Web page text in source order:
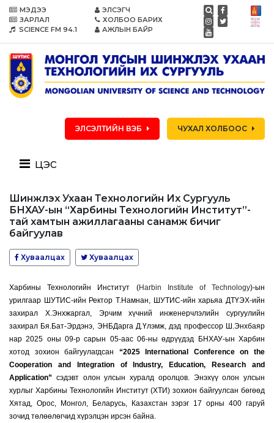
МЭДЭЭ
ЗАРЛАЛ
SCIENCE FM 94.1
ЭЛСЭГЧ
ХОЛБОО БАРИХ
АЖЛЫН БАЙР
ЭЛСЭЛТИЙН ВЭБ ЧУХАЛ ХОЛБООС
цэс
Шинжлэх Ухаан Технологийн Их Сургууль
БНХАУ-ын “Харбины Технологийн Институт”-
тай хамтын ажиллагааны санамж бичиг
байгуулав
Хуваалцах Хуваалцах
Харбины Технологийн Институт (Harbin Institute of Technology)-ын
урилгаар ШУТИС-ийн Ректор Т.Намнан, ШУТИС-ийн харьяа ДТҮЭХ-ийн
захирал Х.Энхжаргал, Эрчим хүчний инженерчлэлийн сургуулийн
захирал Бя.Бат-Эрдэнэ, ЭНБДарга Д.Үлэмж, дэд профессор Ш.Энхбаяр
нар 2025 оны 09-р сарын 05-аас 06-ны өдрүүдэд БНХАУ-ын Харбин
хотод зохион байгуулагдсан “2025 International Conference on the
Cooperation and Integration of Industry, Education, Research and
Application” сэдэвт олон улсын хуралд оролцов. Энэхүү олон улсын
хурлыг Харбины Технологийн Институт (ХТИ) зохион байгуулсан бөгөөд
Хятад, Орос, Монгол, Беларусь, Казахстан зэрэг 17 орны 400 гаруй
зочид төлөөлөгчид хүрэлцэн ирсэн байна.